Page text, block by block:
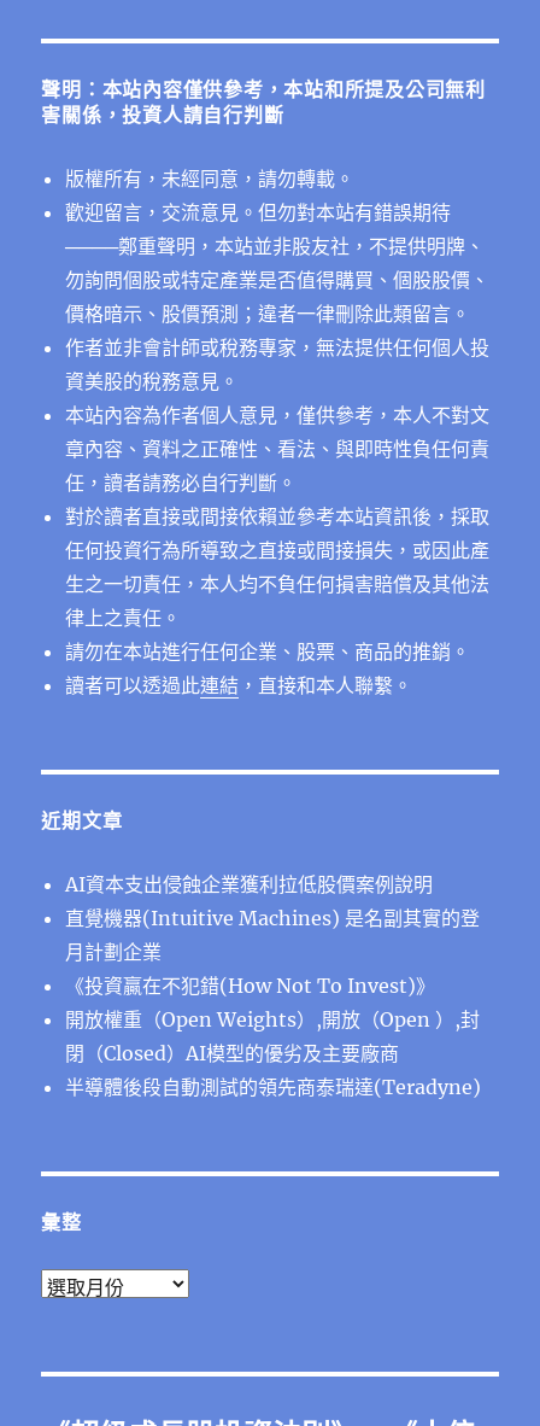
入
反
單，
9
例〉
鍵
聲明：本站內容僅供參考，本站和所提及公司無利
害關係，投資人請自行判斷
版權所有，未經同意，請勿轉載。
歡迎留言，交流意見。但勿對本站有錯誤期待
────鄭重聲明，本站並非股友社，不提供明牌、
勿詢問個股或特定產業是否值得購買、個股股價、
價格暗示、股價預測；違者一律刪除此類留言。
作者並非會計師或稅務專家，無法提供任何個人投
資美股的稅務意見。
本站內容為作者個人意見，僅供參考，本人不對文
章內容、資料之正確性、看法、與即時性負任何責
任，讀者請務必自行判斷。
對於讀者直接或間接依賴並參考本站資訊後，採取
任何投資行為所導致之直接或間接損失，或因此產
生之一切責任，本人均不負任何損害賠償及其他法
律上之責任。
請勿在本站進行任何企業、股票、商品的推銷。
讀者可以透過此連結 ，直接和本人聯繫。
近期文章
AI資本支出侵蝕企業獲利拉低股價案例說明
直覺機器(Intuitive Machines) 是名副其實的登
月計劃企業
《投資贏在不犯錯(How Not To Invest)》
開放權重（Open Weights）,開放（Open ）,封
閉（Closed）AI模型的優劣及主要廠商
半導體後段⾃動測試的領先商泰瑞達(Teradyne)
彙整
彙